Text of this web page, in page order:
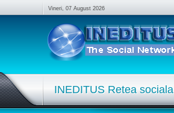
Vineri, 07 August 2026
INEDITUS Retea sociala